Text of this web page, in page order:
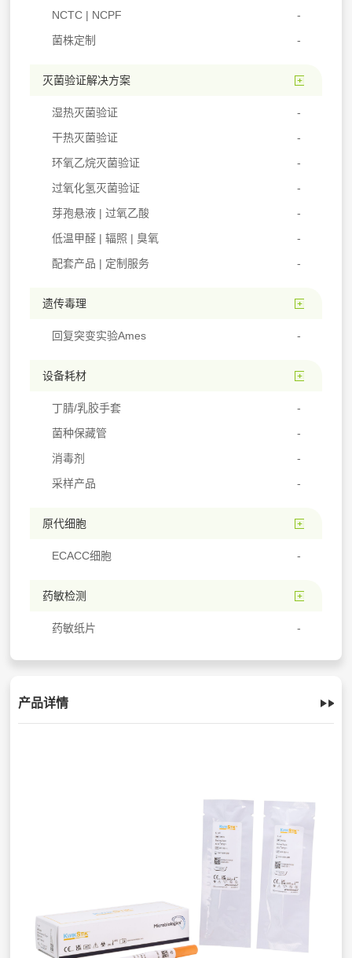
NCTC | NCPF
菌株定制
灭菌验证解决方案
湿热灭菌验证
干热灭菌验证
环氧乙烷灭菌验证
过氧化氢灭菌验证
芽孢悬液 | 过氧乙酸
低温甲醛 | 辐照 | 臭氧
配套产品 | 定制服务
遗传毒理
回复突变实验Ames
设备耗材
丁腈/乳胶手套
菌种保藏管
消毒剂
采样产品
原代细胞
ECACC细胞
药敏检测
药敏纸片
产品详情